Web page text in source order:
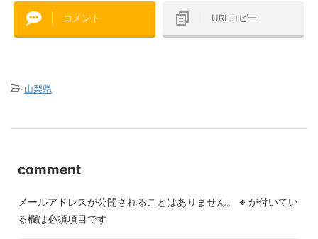
コメント URLコピー
-山梨県
comment
メールアドレスが公開されることはありません。 ※ が付いてい
る欄は必須項目です